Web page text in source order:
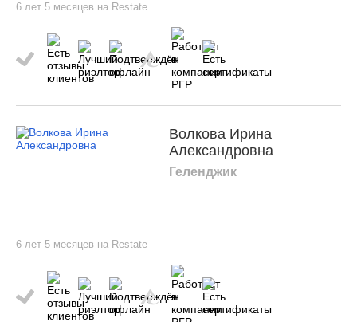
6 лет 5 месяцев на Restate
Волкова Ирина
Александровна
Геленджик
6 лет 5 месяцев на Restate